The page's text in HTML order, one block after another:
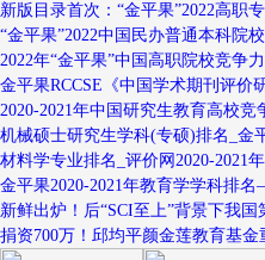
新版目录首次：“金平果”2022高职
“金平果”2022中国民办普通本科院
2022年“金平果”中国高职院校竞争
金平果RCCSE《中国学术期刊评价
2020-2021年中国研究生教育高校竞
机械硕士研究生学科(专硕)排名_金
材料学专业排名_评价网2020-2021
金平果2020-2021年教育学学科排
新鲜出炉！后“SCI至上”背景下我
捐资700万！邱均平颜金莲教育基